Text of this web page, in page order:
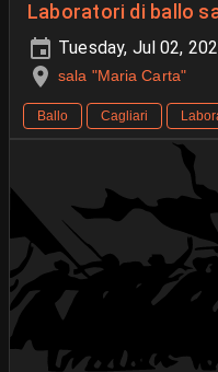
Laboratori di ballo
Tuesday, Jul 02,
sala "Maria Carta"
Ballo Cagliari